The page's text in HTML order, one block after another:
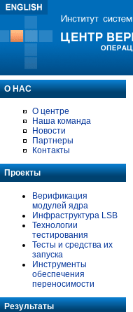
О НАС
О центре
Наша команда
Новости
Партнеры
Контакты
Проекты
Верификация
модулей ядра
Инфраструктура LSB
Технологии
тестирования
Тесты и средства их
запуска
Инструменты
обеспечения
переносимости
Результаты